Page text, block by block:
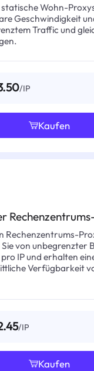
statische Wohn-
Geschwindigkeit
Traffic und
/IP
Kaufen
Rechenzentrums-
von unbegrenzter
IP und erhalten
Verfügbarkeit
/IP
Kaufen